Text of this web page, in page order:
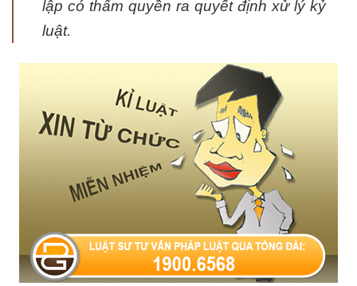
lập có thẩm quyền ra quyết định xử lý kỷ
luật.